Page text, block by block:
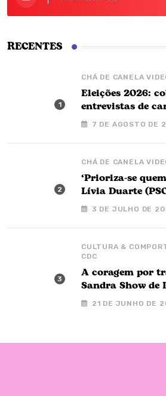
RECENTES
CHÁ DE CANELA
Eleições 2026:
entrevistas de
podcasts é
7 DE AGOSTO DE
CHÁ DE CANELA
‘Prioriza-se
Lívia Duarte
com o governo
3 DE JULHO DE
CULTURA &
CDC
A coragem por
Sandra Show de
21 DE JUNHO DE